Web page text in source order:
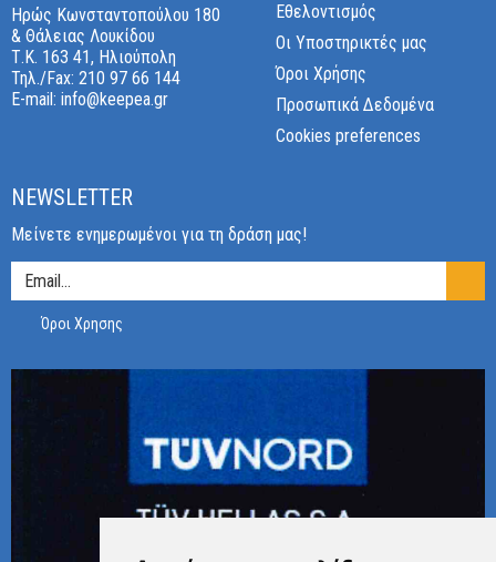
Ηρώς Κωνσταντοπούλου 180
& Θάλειας Λουκίδου
Τ.Κ. 163 41, Ηλιούπολη
Τηλ./Fax: 210 97 66 144
E-mail: info@keepea.gr
Εθελοντισμός
Οι Υποστηρικτές μας
Όροι Χρήσης
Προσωπικά Δεδομένα
Cookies preferences
NEWSLETTER
Μείνετε ενημερωμένοι για τη δράση μας!
Όροι Χρησης